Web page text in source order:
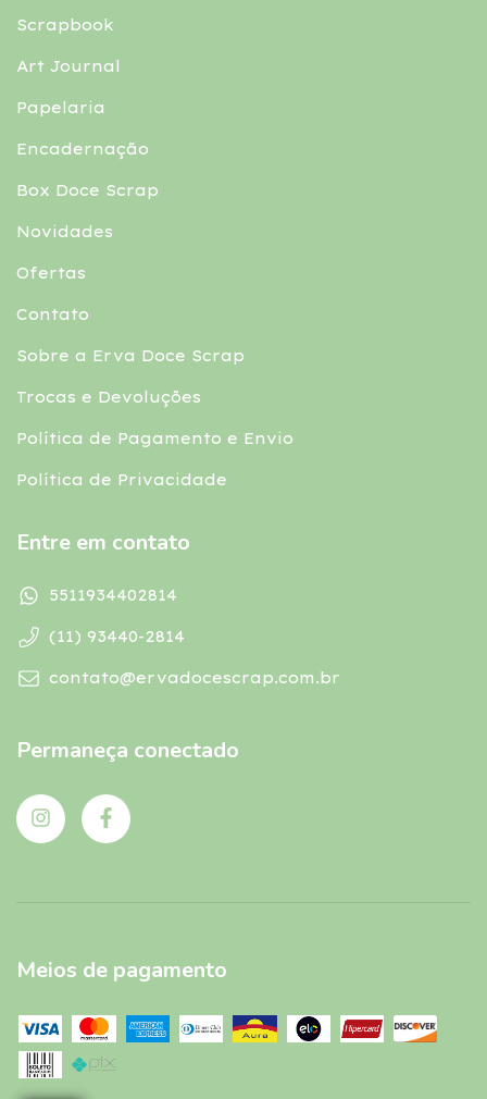
Scrapbook
Art Journal
Papelaria
Encadernação
Box Doce Scrap
Novidades
Ofertas
Contato
Sobre a Erva Doce Scrap
Trocas e Devoluções
Política de Pagamento e Envio
Política de Privacidade
Entre em contato
5511934402814
(11) 93440-2814
contato@ervadocescrap.com.br
Permaneça conectado
Meios de pagamento